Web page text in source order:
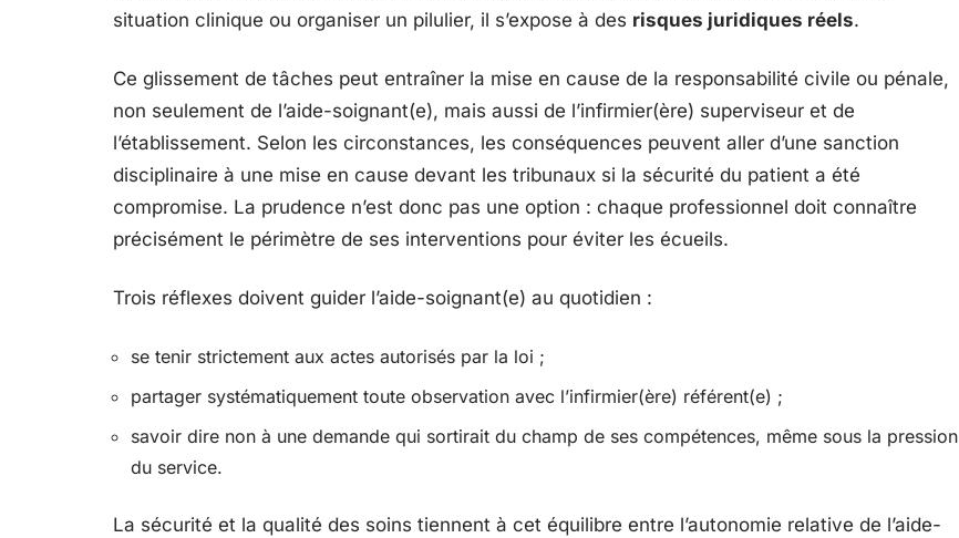
situation clinique ou organiser un pilulier, il s’expose à des risques juridiques réels.
Ce glissement de tâches peut entraîner la mise en cause de la responsabilité civile ou pénale,
non seulement de l’aide-soignant(e), mais aussi de l’infirmier(ère) superviseur et de
l’établissement. Selon les circonstances, les conséquences peuvent aller d’une sanction
disciplinaire à une mise en cause devant les tribunaux si la sécurité du patient a été
compromise. La prudence n’est donc pas une option : chaque professionnel doit connaître
précisément le périmètre de ses interventions pour éviter les écueils.
Trois réflexes doivent guider l’aide-soignant(e) au quotidien :
se tenir strictement aux actes autorisés par la loi ;
partager systématiquement toute observation avec l’infirmier(ère) référent(e) ;
savoir dire non à une demande qui sortirait du champ de ses compétences, même sous la pression
du service.
La sécurité et la qualité des soins tiennent à cet équilibre entre l’autonomie relative de l’aide-